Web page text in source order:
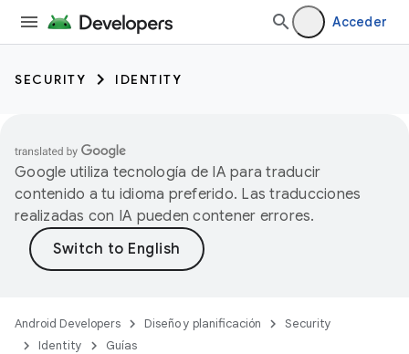
Acceder
SECURITY IDENTITY
Google utiliza tecnología de IA para traducir
contenido a tu idioma preferido. Las traducciones
realizadas con IA pueden contener errores.
Android Developers Diseño y planificación
Security
Identity
Guías